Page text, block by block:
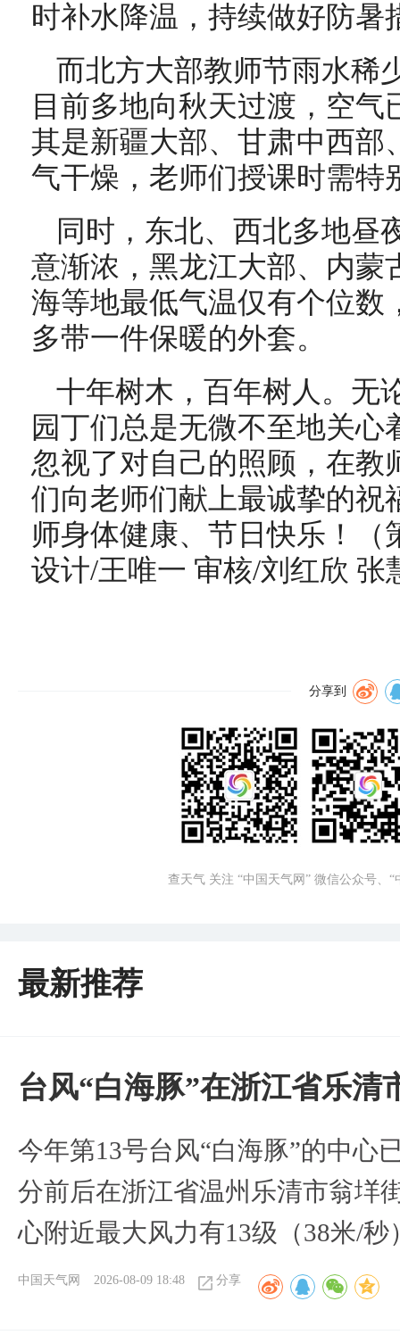
时补水降温，持续做好防暑
而北方大部教师节雨水稀
目前多地向秋天过渡，空
其是新疆大部、甘肃中西部
气干燥，老师们授课时需特
同时，东北、西北多地昼
意渐浓，黑龙江大部、内蒙
海等地最低气温仅有个位数
多带一件保暖的外套。
十年树木，百年树人。 无
园丁们总是无微不至地关心
忽视了对自己的照顾，在教
们向老师们献上最诚挚的祝
师身体健康、节日快乐！（
设计/王唯一 审核/刘红欣 张
分享到
查天气 关注 “中国天气网” 微信公众号、
最新推荐
台风“白海豚”在浙江省乐清
今年第13号台风“白海豚”的中心
分前后在浙江省温州乐清市翁垟
心附近最大风力有13级（38米/秒
中国天气网 2026-08-09 18:48 分享